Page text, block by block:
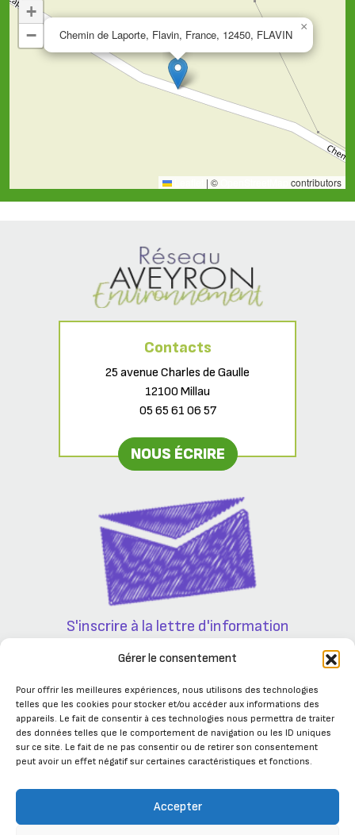
Gérer le consentement
Pour offrir les meilleures expériences, nous utilisons des technologies
telles que les cookies pour stocker et/ou accéder aux informations des
appareils. Le fait de consentir à ces technologies nous permettra de traiter
des données telles que le comportement de navigation ou les ID uniques
sur ce site. Le fait de ne pas consentir ou de retirer son consentement
peut avoir un effet négatif sur certaines caractéristiques et fonctions.
Accepter
Chemin de Laporte, Flavin, France, 12450, FLAVIN
×
+
−
| © contributors
Contacts
25 avenue Charles de Gaulle
12100 Millau
05 65 61 06 57
NOUS ÉCRIRE
S'inscrire à la lettre d'information